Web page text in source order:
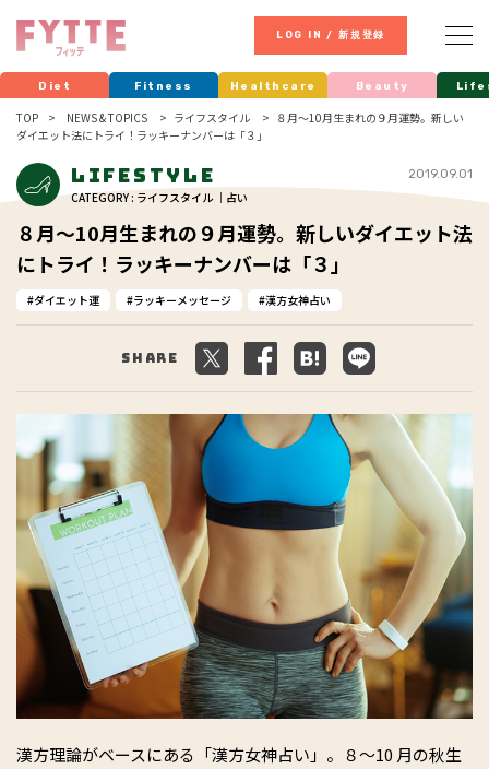
LOG IN / 新規登録
Diet Fitness Healthcare Beauty
TOP NEWS & TOPICS ライフスタイル
８月〜10月生まれの９月運勢。新しい
ダイエット法にトライ！ラッキーナンバーは「３」
Lifestyle
CATEGORY : ライフスタイル ｜占い
2019.09.01
８月〜10月生まれの９月運勢。新しいダイエット法
にトライ！ラッキーナンバーは「３」
ダイエット運 ラッキーメッセージ 漢方女神占い
Share
漢方理論がベースにある「漢方女神占い」。８〜10 月の秋生